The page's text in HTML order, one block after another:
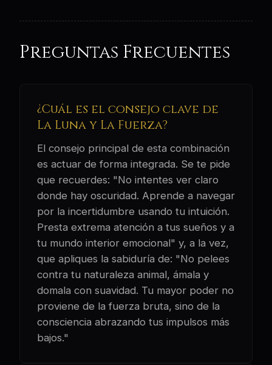
Preguntas Frecuentes
¿Cuál es el consejo clave de
La Luna y La Fuerza?
El consejo principal de esta combinación
es actuar de forma integrada. Se te pide
que recuerdes: "No intentes ver claro
donde hay oscuridad. Aprende a navegar
por la incertidumbre usando tu intuición.
Presta extrema atención a tus sueños y a
tu mundo interior emocional" y, a la vez,
que apliques la sabiduría de: "No pelees
contra tu naturaleza animal, ámala y
domala con suavidad. Tu mayor poder no
proviene de la fuerza bruta, sino de la
consciencia abrazando tus impulsos más
bajos."